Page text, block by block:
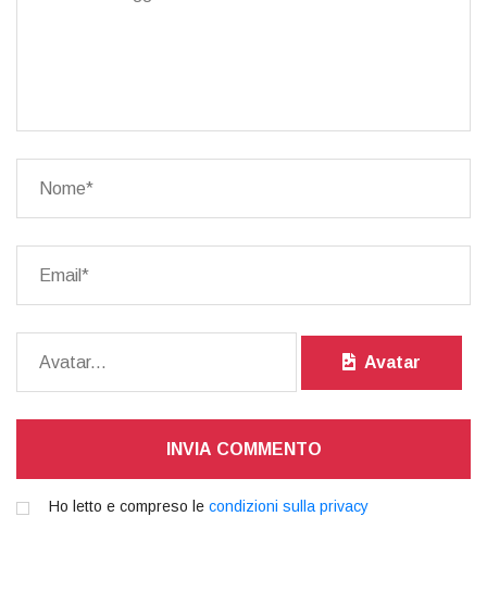
Avatar
INVIA COMMENTO
Ho letto e compreso le condizioni sulla privacy